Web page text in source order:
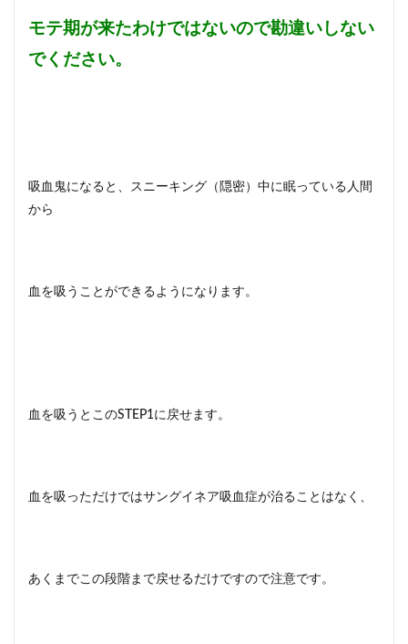
モテ期が来たわけではないので勘違いしない
でください。
吸血鬼になると、スニーキング（隠密）中に眠っている人間
から
血を吸うことができるようになります。
血を吸うとこのSTEP1に戻せます。
血を吸っただけではサングイネア吸血症が治ることはなく、
あくまでこの段階まで戻せるだけですので注意です。